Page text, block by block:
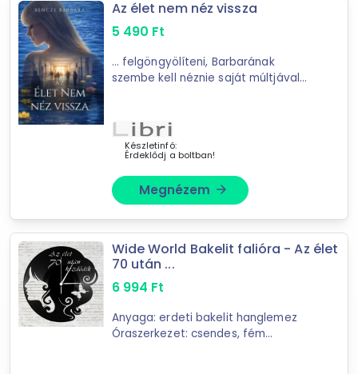
96találat
Mást is keresel? Válogass a Depo teljes
kínálatából!
tovább válogatok »
Az élet nem néz vissza
5 490 Ft
... felgöngyölíteni, Barbarának
szembe kell néznie saját múltjával
...
Készletinfó:
Érdeklődj a boltban!
Megnézem arrow_forward
Wide World Bakelit falióra - Az élet
70 után ...
6 994 Ft
Anyaga: erdeti bakelit hanglemez
Óraszerkezet: csendes, fém